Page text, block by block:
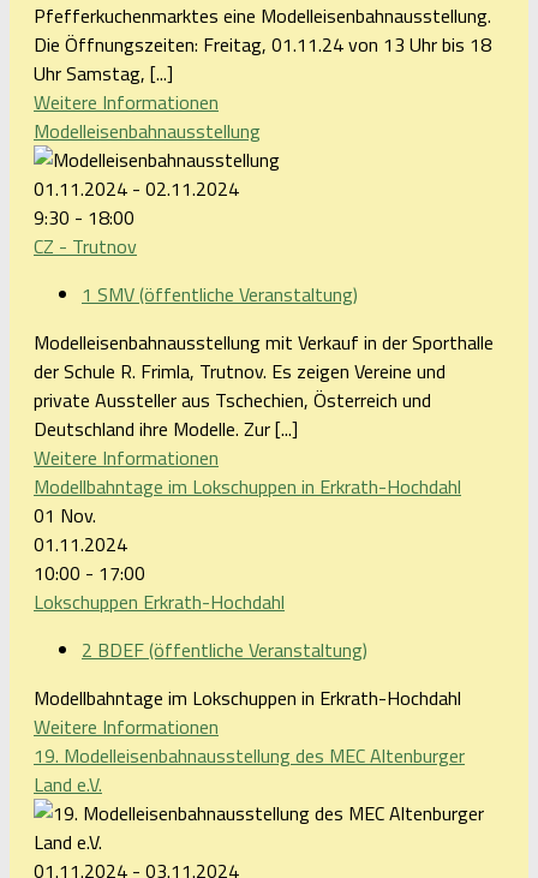
Pfefferkuchenmarktes eine Modelleisenbahnausstellung.
Die Öffnungszeiten: Freitag, 01.11.24 von 13 Uhr bis 18
Uhr Samstag, [...]
Weitere Informationen
Modelleisenbahnausstellung
01.11.2024 - 02.11.2024
9:30 - 18:00
CZ - Trutnov
1 SMV (öffentliche Veranstaltung)
Modelleisenbahnausstellung mit Verkauf in der Sporthalle
der Schule R. Frimla, Trutnov. Es zeigen Vereine und
private Aussteller aus Tschechien, Österreich und
Deutschland ihre Modelle. Zur [...]
Weitere Informationen
Modellbahntage im Lokschuppen in Erkrath-Hochdahl
01 Nov.
01.11.2024
10:00 - 17:00
Lokschuppen Erkrath-Hochdahl
2 BDEF (öffentliche Veranstaltung)
Modellbahntage im Lokschuppen in Erkrath-Hochdahl
Weitere Informationen
19. Modelleisenbahnausstellung des MEC Altenburger
Land e.V.
01.11.2024 - 03.11.2024